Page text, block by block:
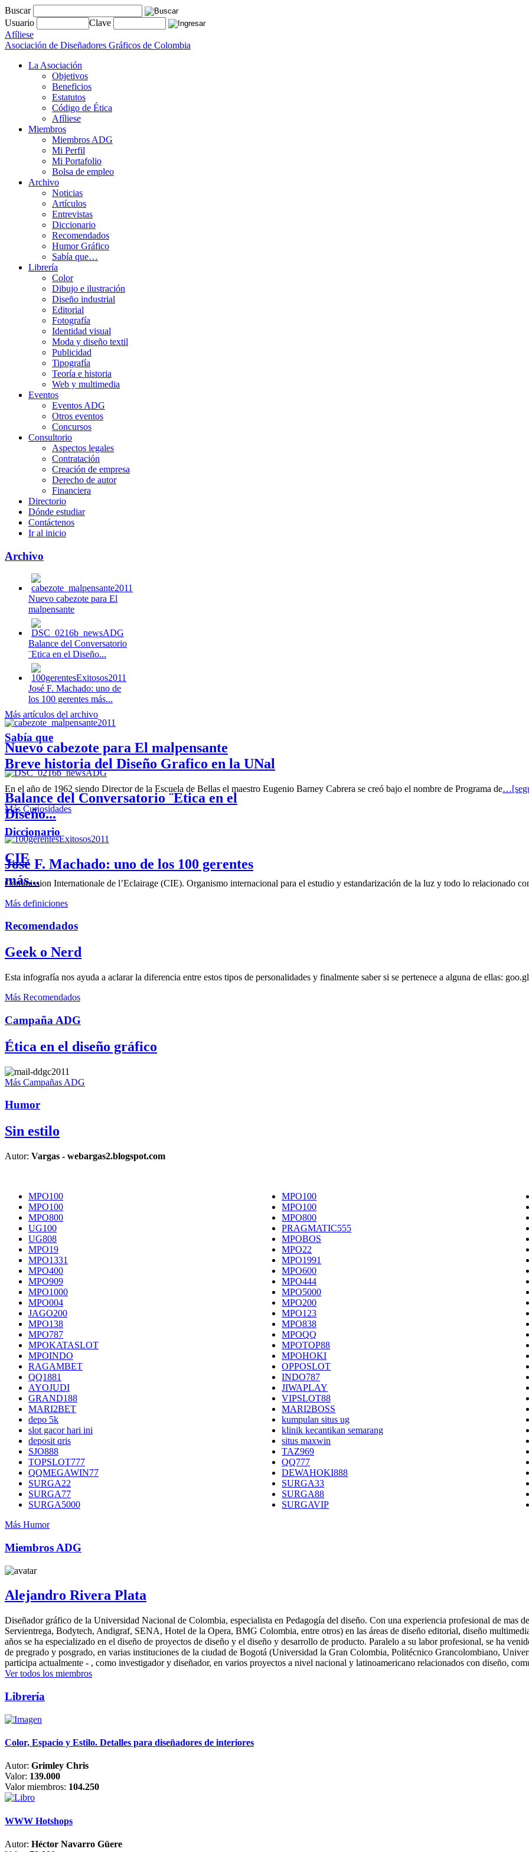
Buscar
Usuario
Clave
Afíliese
Asociación de Diseñadores Gráficos de Colombia
La Asociación
Objetivos
Beneficios
Estatutos
Código de Ética
Afíliese
Miembros
Miembros ADG
Mi Perfil
Mi Portafolio
Bolsa de empleo
Archivo
Noticias
Artículos
Entrevistas
Diccionario
Recomendados
Humor Gráfico
Sabía que…
Librería
Color
Dibujo e ilustración
Diseño industrial
Editorial
Fotografía
Identidad visual
Moda y diseño textil
Publicidad
Tipografía
Teoría e historia
Web y multimedia
Eventos
Eventos ADG
Otros eventos
Concursos
Consultorio
Aspectos legales
Contratación
Creación de empresa
Derecho de autor
Financiera
Directorio
Dónde estudiar
Contáctenos
Ir al inicio
Archivo
Nuevo cabezote para El
malpensante
Balance del Conversatorio
¨Etica en el Diseño...
José F. Machado: uno de
los 100 gerentes más...
Nuevo cabezote para El malpensante
Balance del Conversatorio ¨Etica en el
Diseño...
José F. Machado: uno de los 100 gerentes
más...
Más artículos del archivo
Sabía que
Breve historia del Diseño Grafico en la UNal
En el año de 1962 siendo Director de la Escuela de Bellas el maestro Eugenio Barney Cabrera se creó bajo el nombre de Programa de
Más Curiosidades
Diccionario
CIE
Commission Internationale de l’Eclairage (CIE). Organismo internacional para el estudio y estandarización de la luz y todo lo relacionado
Más definiciones
Recomendados
Geek o Nerd
Esta infografía nos ayuda a aclarar la diferencia entre estos tipos de personalidades y finalmente saber si se pertenece a alguna de ellas:
Más Recomendados
Campaña ADG
Ética en el diseño gráfico
Más Campañas ADG
Humor
Sin estilo
Autor: Vargas - webargas2.blogspot.com
MPO100 MPO100
MPO100
MPO100
MPO800
MPO800
UG100
PRAGMATIC555
UG808
MPOBOS
MPO19
MPO22
MPO1331
MPO1991
MPO400
MPO600
MPO909
MPO444
MPO1000
MPO5000
MPO004
MPO200
JAGO200
MPO123
MPO138
MPO838
MPO787
MPOQQ
MPOKATASLOT
MPOTOP88
MPOINDO
MPOHOKI
RAGAMBET
OPPOSLOT
QQ1881
INDO787
AYOJUDI
JIWAPLAY
GRAND188
VIPSLOT88
MARI2BET
MARI2BOSS
depo 5k
kumpulan situs ug
slot gacor hari ini
klinik kecantikan semarang
deposit qris
situs maxwin
SJO888
TAZ969
TOPSLOT777
QQ777
QQMEGAWIN77
DEWAHOKI888
SURGA22
SURGA33
SURGA77
SURGA88
SURGA5000
SURGAVIP
Más Humor
Miembros ADG
Alejandro Rivera Plata
Diseñador gráfico de la Universidad Nacional de Colombia, especialista en Pedagogía del diseño. Con una experiencia profesional de mas
Servientrega, Bodytech, Andigraf, SENA, Hotel de la Opera, BMG Colombia, entre otros) en las áreas de diseño editorial, diseño
años se ha especializado en el diseño de proyectos de diseño y el diseño y desarrollo de producto. Paralelo a su labor profesional, se ha
de pregrado y posgrado, en varias instituciones de la ciudad de Bogotá (Universidad la Gran Colombia, Politécnico Grancolombiano,
participa actualmente - , como investigador y diseñador, en varios proyectos a nivel nacional y latinoamericano relacionados con diseño,
Ver todos los miembros
Librería
Color, Espacio y Estilo. Detalles para diseñadores de interiores
Autor: Grimley Chris
Valor: 139.000
Valor miembros: 104.250
WWW Hotshops
Autor: Héctor Navarro Güere